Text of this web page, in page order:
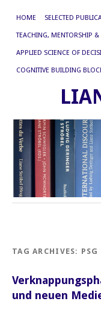
HOME SELECTED
TEACHING, MENTORSHIP
APPLIED SCIENCE OF
COGNITIVE BUILDING
TAG ARCHIVES: PSG
und neuen